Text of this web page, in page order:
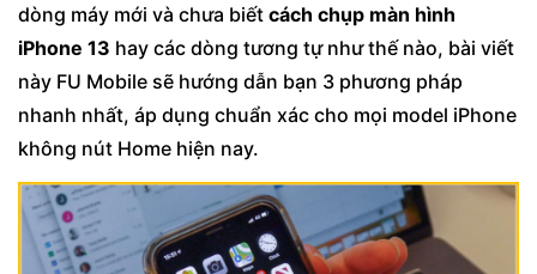
dòng máy mới và chưa biết cách chụp màn hình
iPhone 13 hay các dòng tương tự như thế nào, bài viết
này FU Mobile sẽ hướng dẫn bạn 3 phương pháp
nhanh nhất, áp dụng chuẩn xác cho mọi model iPhone
không nút Home hiện nay.